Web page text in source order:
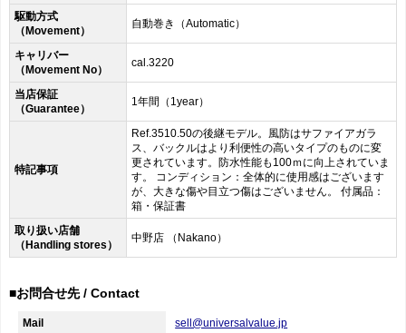
駆動方式
（Movement）
自動巻き（Automatic）
キャリバー
（Movement No）
cal.3220
当店保証
（Guarantee）
1年間（1year）
特記事項
Ref.3510.50の後継モデル。風防はサファイアガラ
ス、バックルはより利便性の高いタイプのものに変
更されています。防水性能も100ｍに向上されていま
す。 コンディション：全体的に使用感はございます
が、大きな傷や目立つ傷はございません。 付属品：
箱・保証書
取り扱い店舗
（Handling stores）
中野店 （Nakano）
■お問合せ先 / Contact
Mail sell@universalvalue.jp